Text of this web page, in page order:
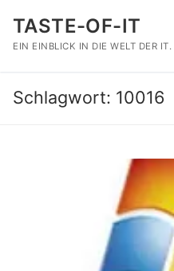
Inhalt
springen
TASTE-OF-IT
EIN EINBLICK IN DIE WELT DER IT.
Schlagwort: 10016